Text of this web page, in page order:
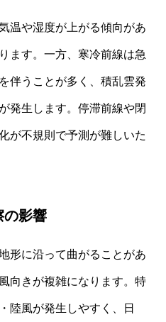
温や湿度が上がる傾向があ
ます。一方、寒冷前線は急
伴うことが多く、積乱雲発
発生します。停滞前線や閉
が不規則で予測が難しいた
の影響
形に沿って曲がることがあ
向きが複雑になります。特
陸風が発生しやすく、日